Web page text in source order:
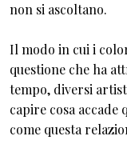
non si ascoltano.
Il modo in cui i
questione che ha
tempo, diversi
capire cosa
come questa